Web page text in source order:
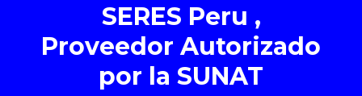
SERES Peru ,
Proveedor Autorizado
por la SUNAT